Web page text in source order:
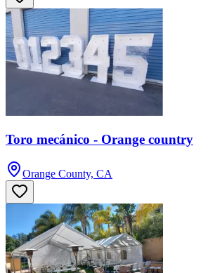
Toro mecánico - Orange country
Orange County, CA